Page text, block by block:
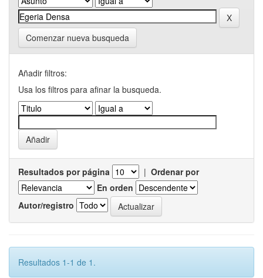
Comenzar nueva busqueda
Añadir filtros:
Usa los filtros para afinar la busqueda.
Resultados por página | Ordenar por
En orden
Autor/registro
Resultados 1-1 de 1.